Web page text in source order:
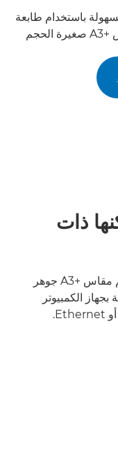
باستخدام طابعة
ذات
تمثل هذه الطابعة الأنيقة والصغيرة الحجم مقاس A3+‎ جوهر
بجهاز الكمبيوتر